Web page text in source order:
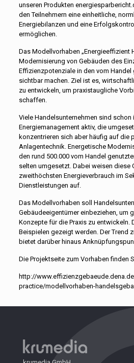
unseren Produkten
den Teilnehmern eine einheitliche,
Energiebilanzen und eine
ermöglichen.
Das Modellvorhaben „Energieeffizient
Modernisierung von Gebäuden des
Effizienzpotenziale in den vom Handel
sichtbar machen. Ziel ist es,
zu entwickeln, um praxistaugliche
schaffen.
Viele Handelsunternehmen sind schon
Energiemanagement aktiv, die
konzentrieren sich aber häufig auf die
Anlagentechnik. Energetische
den rund 500.000 vom Handel
selten umgesetzt. Dabei weisen diese
zweithöchsten Energieverbrauch im
Dienstleistungen auf.
Das Modellvorhaben soll
Gebäudeeigentümer einbeziehen, um
Konzepte für die Praxis zu entwickeln.
Beispielen gezeigt werden. Der Trend
bietet darüber hinaus
Die Projektseite zum Vorhaben finden
http://
practice/modellvorhaben-